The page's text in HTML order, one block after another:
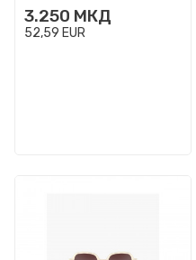
3.250 МКД
52,59 EUR